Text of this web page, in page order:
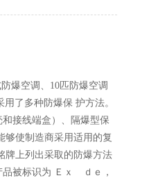
爆空调、10匹防爆空调
了多种防爆保 护方法。
接线端盒）、隔爆型保
够使制造商采用适用的复
牌上列出采取的防爆方法
品被标识为 Ｅｘ ｄｅ，